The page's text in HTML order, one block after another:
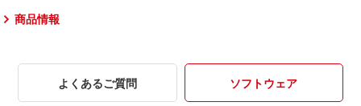
商品情報
よくあるご質問 ソフトウェア